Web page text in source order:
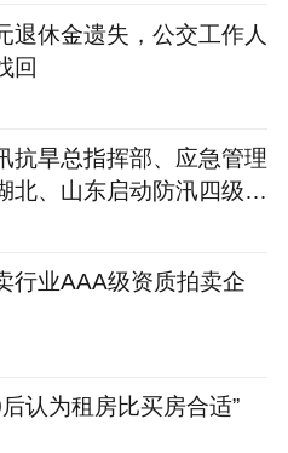
退休金遗失，公交工作人
回
抗旱总指挥部、应急管理
北、山东启动防汛四级应
行业AAA级资质拍卖企
认为租房比买房合适”